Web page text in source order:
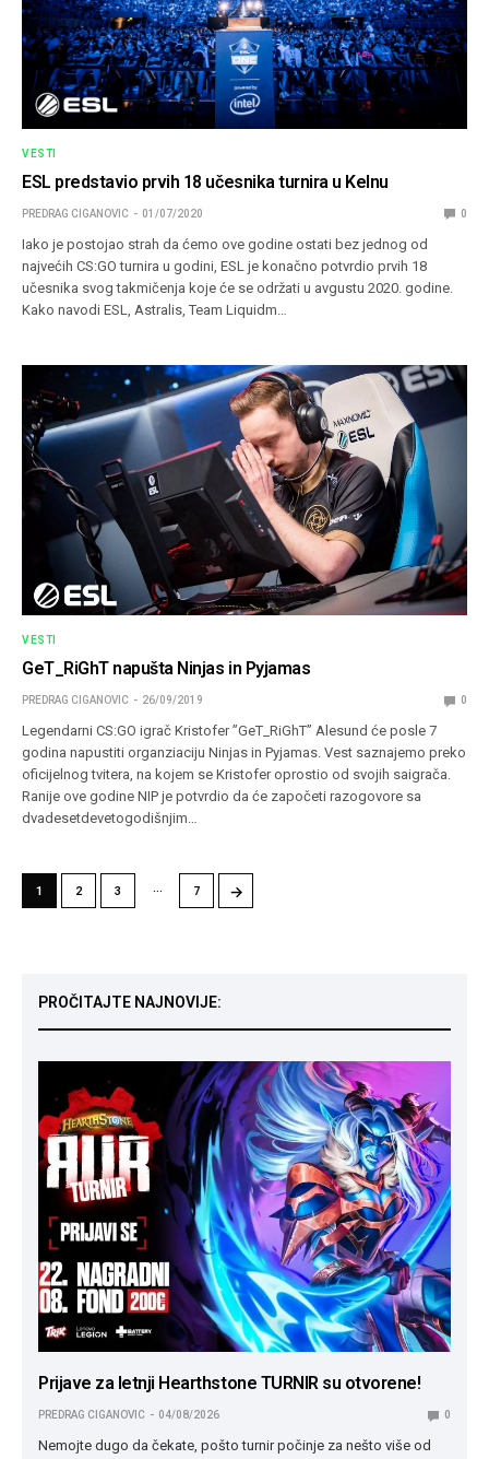
VESTI
ESL predstavio prvih 18 učesnika turnira u Kelnu
PREDRAG CIGANOVIC 01/07/2020 0
Iako je postojao strah da ćemo ove godine ostati bez jednog od
najvećih CS:GO turnira u godini, ESL je konačno potvrdio prvih 18
učesnika svog takmičenja koje će se održati u avgustu 2020. godine.
Kako navodi ESL, Astralis, Team Liquidm…
VESTI
GeT_RiGhT napušta Ninjas in Pyjamas
PREDRAG CIGANOVIC 26/09/2019 0
Legendarni CS:GO igrač Kristofer ”GeT_RiGhT” Alesund će posle 7
godina napustiti organziaciju Ninjas in Pyjamas. Vest saznajemo preko
oficijelnog tvitera, na kojem se Kristofer oprostio od svojih saigrača.
Ranije ove godine NIP je potvrdio da će započeti razogovore sa
dvadesetdevetogodišnjim…
1 2 3 … 7 →
PROČITAJTE NAJNOVIJE:
Prijave za letnji Hearthstone TURNIR su otvorene!
PREDRAG CIGANOVIC 04/08/2026 0
Nemojte dugo da čekate, pošto turnir počinje za nešto više od